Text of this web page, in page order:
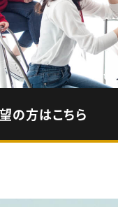
の方はこちら